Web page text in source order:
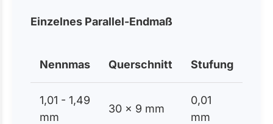
Einzelnes Parallel-Endmaß
Nennmas Querschnitt Stufung
1,01 - 1,49
mm
30 x 9 mm
0,01
mm